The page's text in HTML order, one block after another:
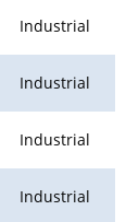
Industrial
Industrial
Industrial
Industrial